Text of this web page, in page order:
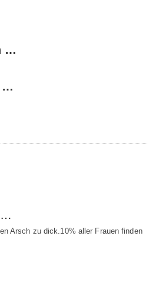
…
…
…
Arsch zu dick.10% aller Frauen finden